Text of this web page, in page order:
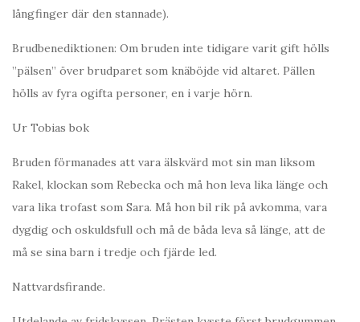
långfinger där den stannade).
Brudbenediktionen: Om bruden inte tidigare varit gift hölls
”pälsen” över brudparet som knäböjde vid altaret. Pällen
hölls av fyra ogifta personer, en i varje hörn.
Ur Tobias bok
Bruden förmanades att vara älskvärd mot sin man liksom
Rakel, klockan som Rebecka och må hon leva lika länge och
vara lika trofast som Sara. Må hon bil rik på avkomma, vara
dygdig och oskuldsfull och må de båda leva så länge, att de
må se sina barn i tredje och fjärde led.
Nattvardsfirande.